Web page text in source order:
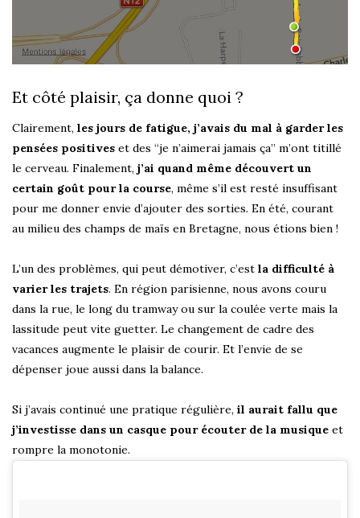
Et côté plaisir, ça donne quoi ?
Clairement, les jours de fatigue, j’avais du mal à garder les
pensées positives et des “je n’aimerai jamais ça” m’ont titillé
le cerveau. Finalement, j’ai quand même découvert un
certain goût pour la course, même s’il est resté insuffisant
pour me donner envie d’ajouter des sorties. En été, courant
au milieu des champs de maïs en Bretagne, nous étions bien !
L’un des problèmes, qui peut démotiver, c’est la difficulté à
varier les trajets. En région parisienne, nous avons couru
dans la rue, le long du tramway ou sur la coulée verte mais la
lassitude peut vite guetter. Le changement de cadre des
vacances augmente le plaisir de courir. Et l’envie de se
dépenser joue aussi dans la balance.
Si j’avais continué une pratique régulière, il aurait fallu que
j’investisse dans un casque pour écouter de la musique et
rompre la monotonie.